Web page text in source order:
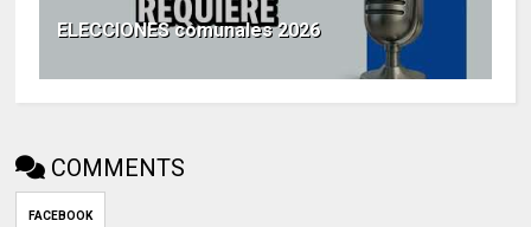
ELECCIONES comunales 2026
COMMENTS
FACEBOOK